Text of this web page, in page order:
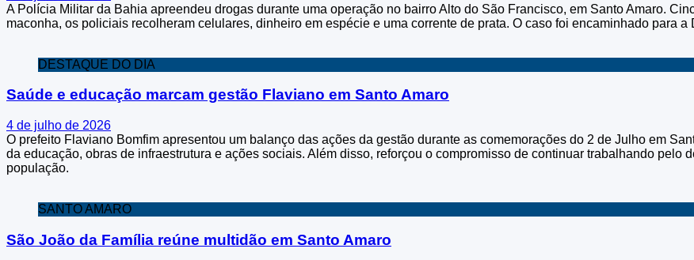
A Polícia Militar da Bahia apreendeu drogas durante uma operação no bairro Alto do São Francisco, em Santo Amaro.
maconha, os policiais recolheram celulares, dinheiro em espécie e uma corrente de prata. O caso foi encaminhado para
DESTAQUE DO DIA
Saúde e educação marcam gestão Flaviano em Santo Amaro
4 de julho de 2026
O prefeito Flaviano Bomfim apresentou um balanço das ações da gestão durante as comemorações do 2 de Julho em
da educação, obras de infraestrutura e ações sociais. Além disso, reforçou o compromisso de continuar trabalhando pelo
população.
SANTO AMARO
São João da Família reúne multidão em Santo Amaro